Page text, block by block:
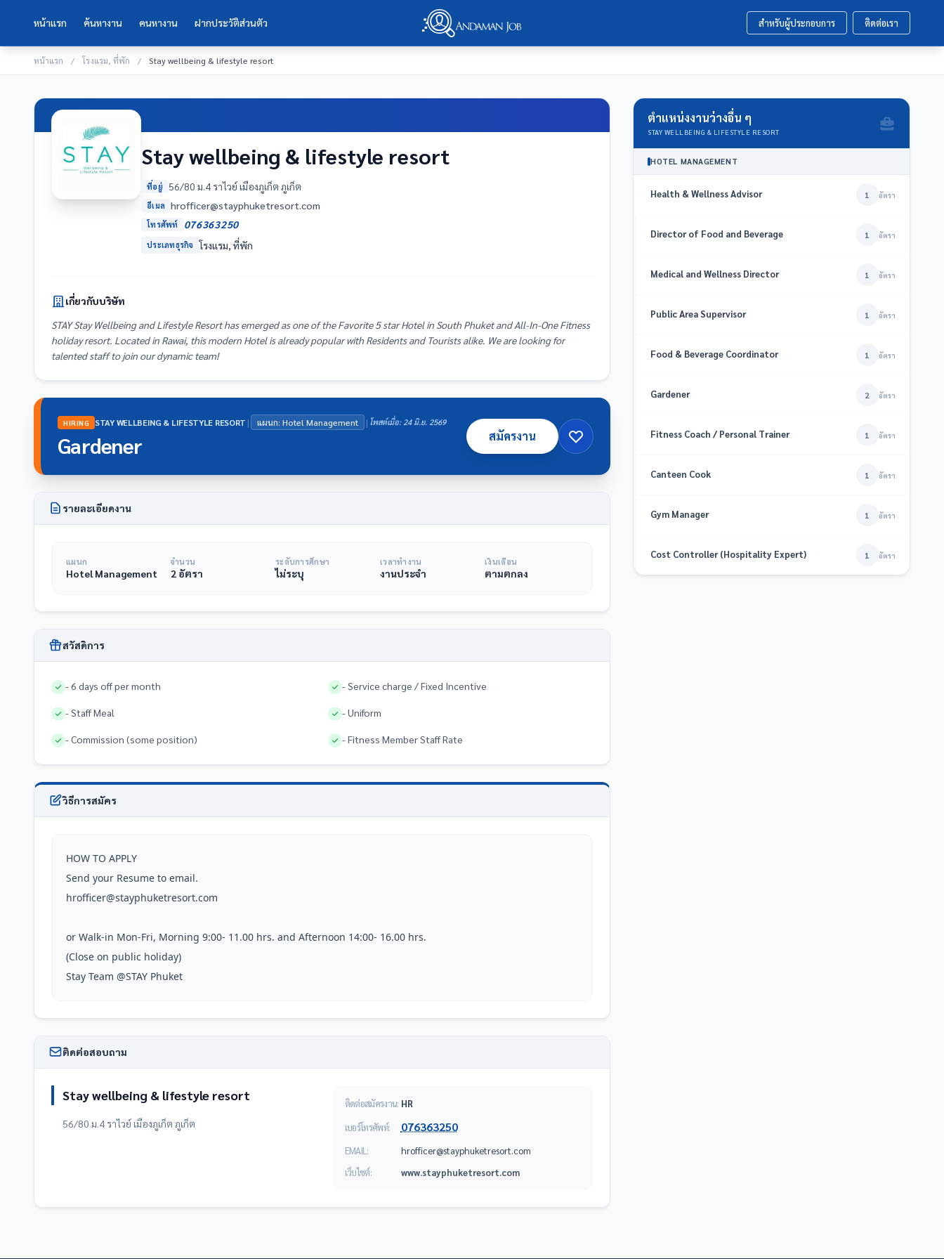
หน้าแรก ค้นหางาน คนหางาน ฝากประวัติส่วนตัว สำหรับผู้ประกอบการ ติดต่อเรา
หน้าแรก / โรงแรม, ที่พัก / Stay wellbeing & lifestyle resort
Stay wellbeing & lifestyle resort
ที่อยู่ 56/80 ม.4 ราไวย์ เมืองภูเก็ต ภูเก็ต
อีเมล moc.trosertekuhpyats@recifforh
โทรศัพท์ 076363250
ประเภทธุรกิจ โรงแรม, ที่พัก
เกี่ยวกับบริษัท
STAY Stay Wellbeing and Lifestyle Resort has emerged as one of the Favorite 5 star Hotel in South Phuket and All-In-One Fitness
holiday resort. Located in Rawai, this modern Hotel is already popular with Residents and Tourists alike. We are looking for
talented staff to join our dynamic team!
HIRING STAY WELLBEING & LIFESTYLE RESORT | แผนก: Hotel Management | โพสต์เมื่อ: 24 มิ.ย. 2569
Gardener สมัครงาน
รายละเอียดงาน
แผนก
Hotel Management
จำนวน
2 อัตรา
ระดับการศึกษา
ไม่ระบุ
เวลาทำงาน
งานประจำ
เงินเดือน
ตามตกลง
สวัสดิการ
- 6 days off per month - Service charge / Fixed Incentive
- Staff Meal - Uniform
- Commission (some position) - Fitness Member Staff Rate
วิธีการสมัคร
HOW TO APPLY
Send your Resume to email.
hrofficer@stayphuketresort.com
or Walk-in Mon-Fri, Morning 9:00- 11.00 hrs. and Afternoon 14:00- 16.00 hrs.
(Close on public holiday)
Stay Team @STAY Phuket
ติดต่อสอบถาม
Stay wellbeing & lifestyle resort
56/80 ม.4 ราไวย์ เมืองภูเก็ต ภูเก็ต
ติดต่อสมัครงาน: HR
เบอร์โทรศัพท์:
076363250
EMAIL:
moc.trosertekuhpyats@recifforh
เว็บไซต์:
www.stayphuketresort.com
ตำแหน่งงานว่างอื่น ๆ
STAY WELLBEING & LIFESTYLE RESORT
HOTEL MANAGEMENT
Health & Wellness Advisor 1 อัตรา
Director of Food and Beverage 1 อัตรา
Medical and Wellness Director 1 อัตรา
Public Area Supervisor 1 อัตรา
Food & Beverage Coordinator 1 อัตรา
Gardener 2 อัตรา
Fitness Coach / Personal Trainer 1 อัตรา
Canteen Cook 1 อัตรา
Gym Manager 1 อัตรา
Cost Controller (Hospitality Expert) 1 อัตรา